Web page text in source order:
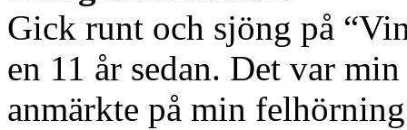
Gick runt och sjöng på
en 11 år sedan. Det var
anmärkte på min